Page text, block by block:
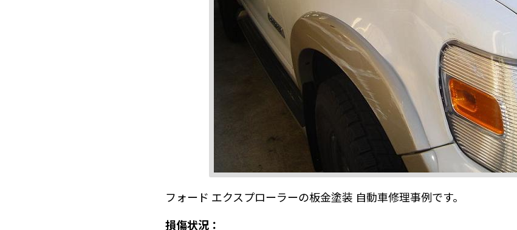
フォード エクスプローラーの板金塗装 自動車修理事例です。
損傷状況：